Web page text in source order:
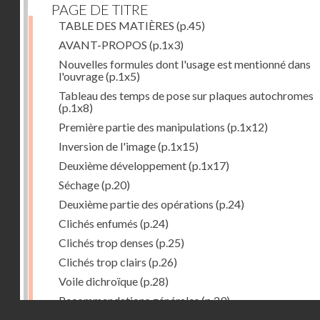
PAGE DE TITRE
TABLE DES MATIÈRES (p.45)
AVANT-PROPOS (p.1x3)
Nouvelles formules dont l'usage est mentionné dans
l'ouvrage(p.1x5)
Tableau des temps de pose sur plaques autochromes
(p.1x8)
Première partie des manipulations (p.1x12)
Inversion de l'image(p.1x15)
Deuxième développement(p.1x17)
Séchage(p.20)
Deuxième partie des opérations (p.24)
Clichés enfumés (p.24)
Clichés trop denses (p.25)
Clichés trop clairs (p.26)
Voile dichroïque(p.28)
Recommandations générales(p.29)